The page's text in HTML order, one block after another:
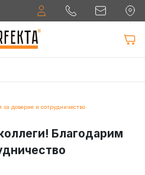
доверие и сотрудничество
Благодарим